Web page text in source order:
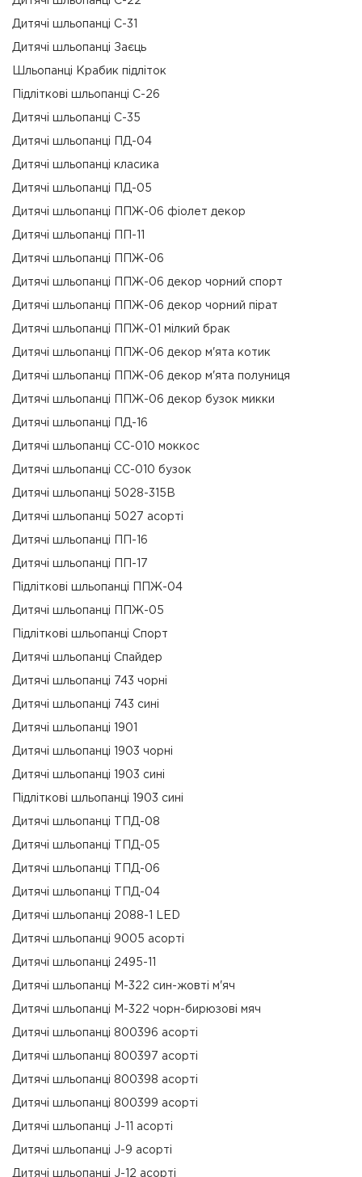
Дитячі шльопанці C-31
Дитячі шльопанці Заєць
Шльопанці Крабик підліток
Підліткові шльопанці C-26
Дитячі шльопанці C-35
Дитячі шльопанці ПД-04
Дитячі шльопанці класика
Дитячі шльопанці ПД-05
Дитячі шльопанці ППЖ-06 фіолет декор
Дитячі шльопанці ПП-11
Дитячі шльопанці ППЖ-06
Дитячі шльопанці ППЖ-06 декор чорний спорт
Дитячі шльопанці ППЖ-06 декор чорний пірат
Дитячі шльопанці ППЖ-01 мілкий брак
Дитячі шльопанці ППЖ-06 декор м'ята котик
Дитячі шльопанці ППЖ-06 декор м'ята полуниця
Дитячі шльопанці ППЖ-06 декор бузок микки
Дитячі шльопанці ПД-16
Дитячі шльопанці CC-010 моккос
Дитячі шльопанці CC-010 бузок
Дитячі шльопанці 5028-315В
Дитячі шльопанці 5027 асорті
Дитячі шльопанці ПП-16
Дитячі шльопанці ПП-17
Підліткові шльопанці ППЖ-04
Дитячі шльопанці ППЖ-05
Підліткові шльопанці Спорт
Дитячі шльопанці Спайдер
Дитячі шльопанці 743 чорні
Дитячі шльопанці 743 сині
Дитячі шльопанці 1901
Дитячі шльопанці 1903 чорні
Дитячі шльопанці 1903 сині
Підліткові шльопанці 1903 сині
Дитячі шльопанці ТПД-08
Дитячі шльопанці ТПД-05
Дитячі шльопанці ТПД-06
Дитячі шльопанці ТПД-04
Дитячі шльопанці 2088-1 LED
Дитячі шльопанці 9005 асорті
Дитячі шльопанці 2495-11
Дитячі шльопанці М-322 син-жовті м'яч
Дитячі шльопанці М-322 чорн-бирюзові мяч
Дитячі шльопанці 800396 асорті
Дитячі шльопанці 800397 асорті
Дитячі шльопанці 800398 асорті
Дитячі шльопанці 800399 асорті
Дитячі шльопанці J-11 асорті
Дитячі шльопанці J-9 асорті
Дитячі шльопанці J-12 асорті